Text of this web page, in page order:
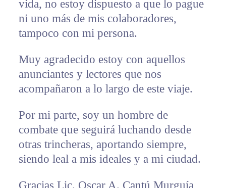
vida, no estoy dispuesto a que lo pague
ni uno más de mis colaboradores,
tampoco con mi persona.
Muy agradecido estoy con aquellos
anunciantes y lectores que nos
acompañaron a lo largo de este viaje.
Por mi parte, soy un hombre de
combate que seguirá luchando desde
otras trincheras, aportando siempre,
siendo leal a mis ideales y a mi ciudad.
Gracias Lic. Oscar A. Cantú Murguía